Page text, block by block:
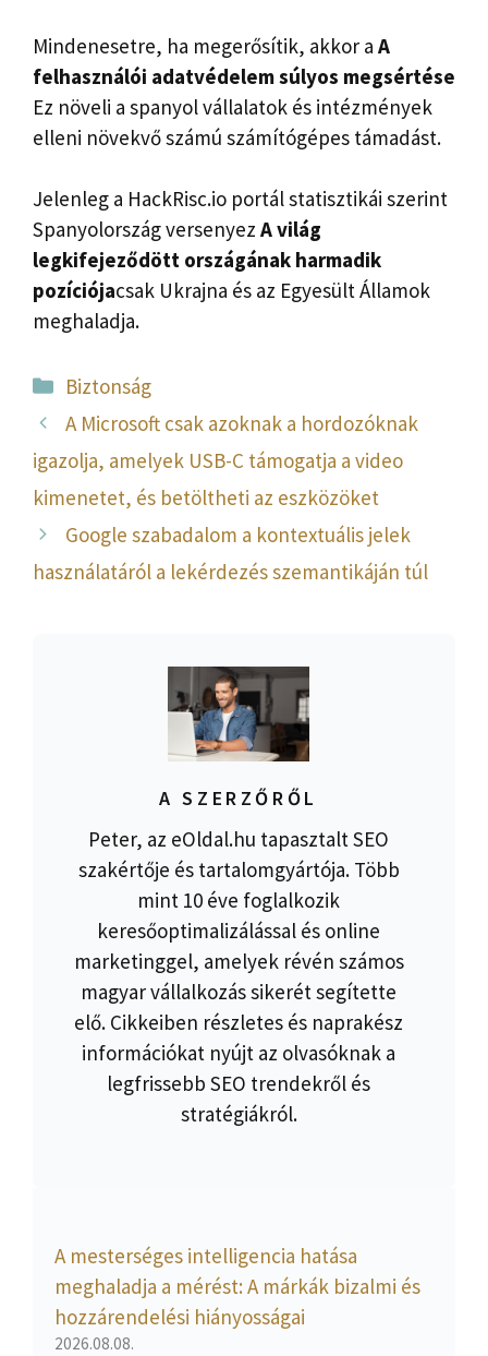
Mindenesetre, ha megerősítik, akkor a A
felhasználói adatvédelem súlyos megsértése
Ez növeli a spanyol vállalatok és intézmények
elleni növekvő számú számítógépes támadást.
Jelenleg a HackRisc.io portál statisztikái szerint
Spanyolország versenyez A világ
legkifejeződött országának harmadik
pozíciójacsak Ukrajna és az Egyesült Államok
meghaladja.
Kategória
Biztonság
A Microsoft csak azoknak a hordozóknak
igazolja, amelyek USB-C támogatja a video
kimenetet, és betöltheti az eszközöket
Google szabadalom a kontextuális jelek
használatáról a lekérdezés szemantikáján túl
A SZERZŐRŐL
Peter, az eOldal.hu tapasztalt SEO
szakértője és tartalomgyártója. Több
mint 10 éve foglalkozik
keresőoptimalizálással és online
marketinggel, amelyek révén számos
magyar vállalkozás sikerét segítette
elő. Cikkeiben részletes és naprakész
információkat nyújt az olvasóknak a
legfrissebb SEO trendekről és
stratégiákról.
A mesterséges intelligencia hatása
meghaladja a mérést: A márkák bizalmi és
hozzárendelési hiányosságai
2026.08.08.